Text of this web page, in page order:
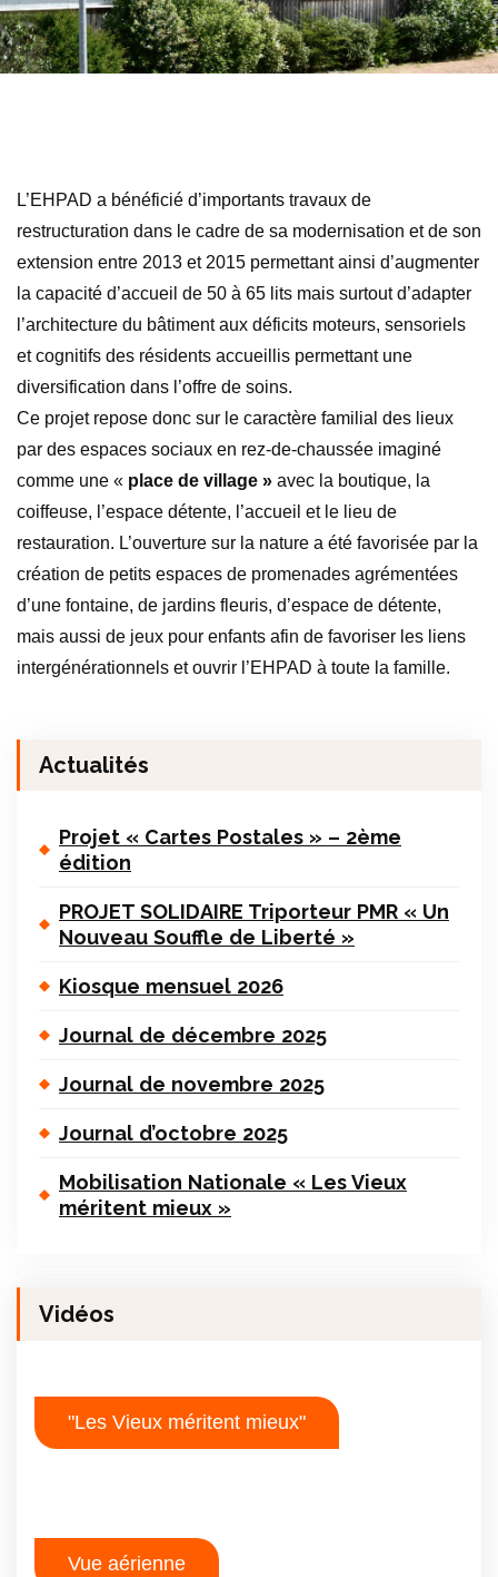
L’EHPAD a bénéficié d’importants travaux de
restructuration dans le cadre de sa modernisation et de son
extension entre 2013 et 2015 permettant ainsi d’augmenter
la capacité d’accueil de 50 à 65 lits mais surtout d’adapter
l’architecture du bâtiment aux déficits moteurs, sensoriels
et cognitifs des résidents accueillis permettant une
diversification dans l’offre de soins.
Ce projet repose donc sur le caractère familial des lieux
par des espaces sociaux en rez-de-chaussée imaginé
comme une « place de village » avec la boutique, la
coiffeuse, l’espace détente, l’accueil et le lieu de
restauration. L’ouverture sur la nature a été favorisée par la
création de petits espaces de promenades agrémentées
d’une fontaine, de jardins fleuris, d’espace de détente,
mais aussi de jeux pour enfants afin de favoriser les liens
intergénérationnels et ouvrir l’EHPAD à toute la famille.
Actualités
Projet « Cartes Postales » – 2ème
édition
PROJET SOLIDAIRE Triporteur PMR « Un
Nouveau Souffle de Liberté »
Kiosque mensuel 2026
Journal de décembre 2025
Journal de novembre 2025
Journal d’octobre 2025
Mobilisation Nationale « Les Vieux
méritent mieux »
Vidéos
"Les Vieux méritent mieux"
Vue aérienne